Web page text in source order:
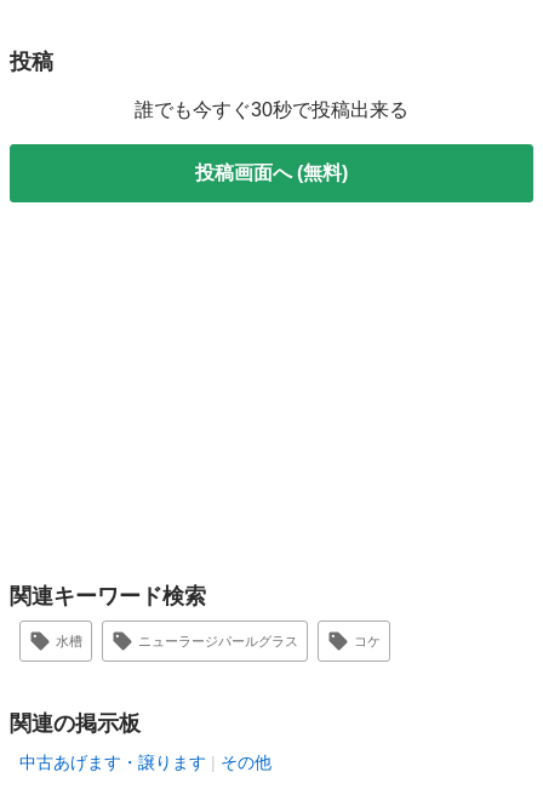
投稿
誰でも今すぐ30秒で投稿出来る
投稿画面へ (無料)
関連キーワード検索
水槽 ニューラージパールグラス コケ
関連の掲示板
中古あげます・譲ります その他